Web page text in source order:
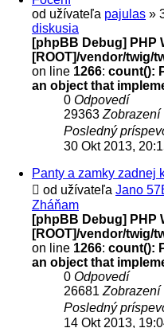
od užívateľa pajulas »
diskusia
[phpBB Debug] PHP
[ROOT]/vendor/twig/
on line 1266: count():
an object that
0 Odpovedí
29363 Zobrazení
Posledný
30 Okt 2013,
Panty a zamky zadnej
od užívateľa Jano
Zháňam
[phpBB Debug] PHP
[ROOT]/vendor/twig/
on line 1266: count():
an object that
0 Odpovedí
26681 Zobrazení
Posledný
14 Okt 2013,